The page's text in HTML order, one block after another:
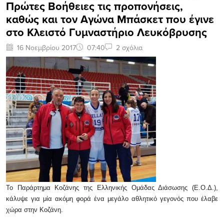
Πρώτες Βοήθειες τις προπονήσεις,
καθώς και τον Αγώνα Μπάσκετ που έγινε
στο Κλειστό Γυμναστήριο Λευκόβρυσης
16 Νοεμβρίου 2017 07:40 2 σχόλια
Το Παράρτημα Κοζάνης της Ελληνικής Ομάδας Διάσωσης (Ε.Ο.Δ.),
κάλυψε για μία ακόμη φορά ένα μεγάλο αθλητικό γεγονός που έλαβε
χώρα στην Κοζάνη.